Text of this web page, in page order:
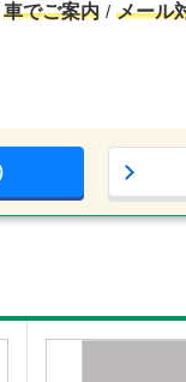
車でご案内 メール